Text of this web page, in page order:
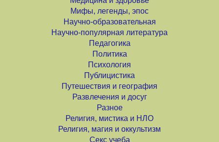
Мифы, легенды, эпос
Научно-образовательная
Научно-популярная литература
Педагогика
Политика
Психология
Публицистика
Путешествия и география
Развлечения и досуг
Разное
Религия, мистика и НЛО
Религия, магия и оккультизм
Секс учеба